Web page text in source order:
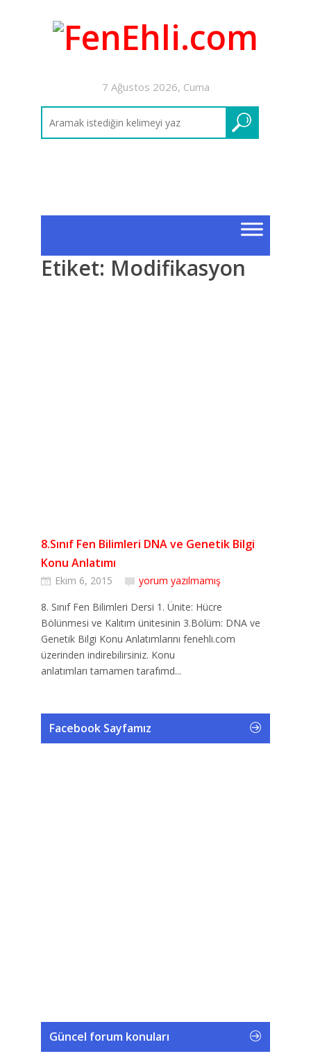
7 Ağustos 2026, Cuma
Etiket: Modifikasyon
8.Sınıf Fen Bilimleri DNA ve Genetik Bilgi
Konu Anlatımı
Ekim 6, 2015
yorum yazılmamış
8. Sınıf Fen Bilimleri Dersi 1. Ünite: Hücre
Bölünmesi ve Kalıtım ünitesinin 3.Bölüm: DNA ve
Genetik Bilgi Konu Anlatımlarını fenehli.com
üzerinden indirebilirsiniz. Konu
anlatımları tamamen tarafımd...
Facebook Sayfamız
Güncel forum konuları